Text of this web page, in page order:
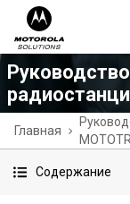
Главная
Содержание